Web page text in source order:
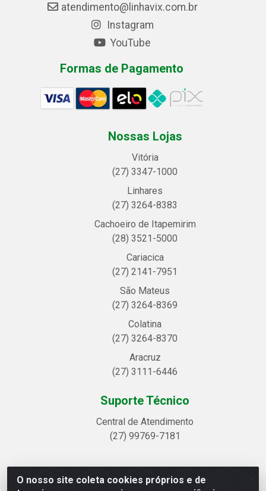
O nosso site coleta cookies próprios e de
atendimento@linhavix.com.br
Instagram
YouTube
Formas de Pagamento
Nossas Lojas
Vitória
(27) 3347-1000
Linhares
(27) 3264-8383
Cachoeiro de Itapemirim
(28) 3521-5000
Cariacica
(27) 2141-7951
São Mateus
(27) 3264-8369
Colatina
(27) 3264-8370
Aracruz
(27) 3111-6446
Suporte Técnico
Central de Atendimento
(27) 99769-7181
Linhavix Distribuidora LTDA - Avenida Alegre, 2521 -